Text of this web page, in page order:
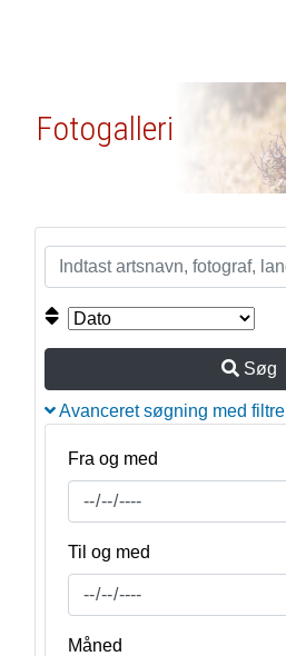
Fotogalleri
Søg
Avanceret søgning med filtre
Fra og med
Til og med
Måned